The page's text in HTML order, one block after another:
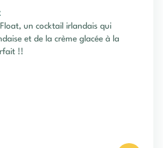
un cocktail irlandais qui
et de la crème glacée à la
!!